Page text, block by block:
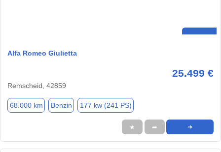
Alfa Romeo Giulietta
25.499 €
Remscheid, 42859
68.000 km Benzin 177 kw (241 PS)
★ ➦ ➜